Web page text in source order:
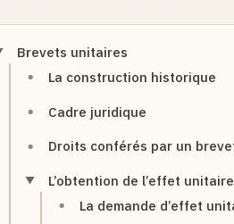
Brevets unitaires
La construction historique
Cadre juridique
Droits conférés par un
L’obtention de l’effet unitaire
La demande d’effet